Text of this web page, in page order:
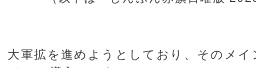
大軍拡を進めようとしており、そのメ